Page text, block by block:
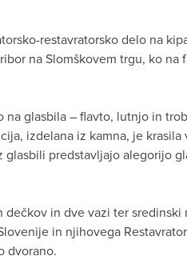
restavratorsko delo na
na Slomškovem trgu, ko na
na glasbila – flavto, lutnjo in
izdelana iz kamna, je krasila
glasbili predstavljajo alegorijo
in dve vazi ter sredinski
in njihovega
dvorano.